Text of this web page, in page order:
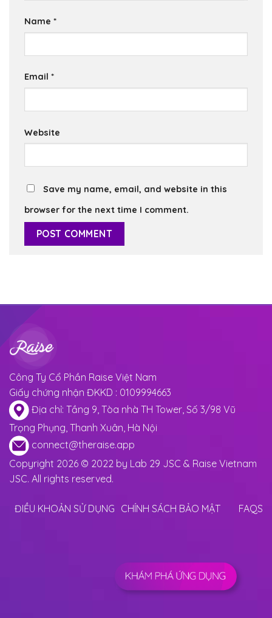
Name *
Email *
Website
Save my name, email, and website in this
browser for the next time I comment.
Công Ty Cổ Phần Raise Việt Nam
Giấy chứng nhận ĐKKD : 0109994663
Địa chỉ: Tầng 9, Tòa nhà TH Tower, Số 3/98 Vũ
Trọng Phụng, Thanh Xuân, Hà Nội
connect@theraise.app
Copyright 2026 © 2022 by Lab 29 JSC & Raise Vietnam
JSC. All rights reserved.
ĐIỀU KHOẢN SỬ DỤNG CHÍNH SÁCH BẢO MẬT FAQS